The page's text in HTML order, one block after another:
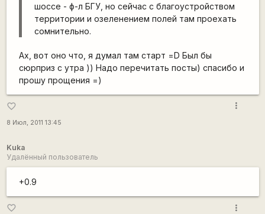
шоссе - ф-л БГУ, но сейчас с благоустройством
территории и озеленением полей там проехать
сомнительно.
Ах, вот оно что, я думал там старт =D Был бы
сюрприз с утра )) Надо перечитать посты) спасибо и
прошу прощения =)
favorite_border
8 Июл, 2011 13:45
more_vert
Kuka
Удалённый пользователь
+0.9
favorite_border more_vert